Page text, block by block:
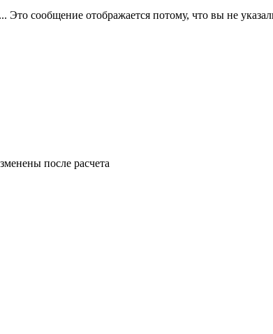
Это сообщение отображается потому, что вы не
после расчета